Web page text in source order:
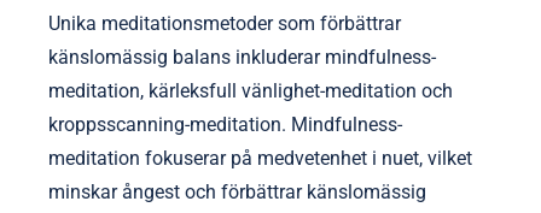
Unika meditationsmetoder som förbättrar
känslomässig balans inkluderar mindfulness-
meditation, kärleksfull vänlighet-meditation och
kroppsscanning-meditation. Mindfulness-
meditation fokuserar på medvetenhet i nuet, vilket
minskar ångest och förbättrar känslomässig